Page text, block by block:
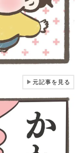
▶元記事を見る